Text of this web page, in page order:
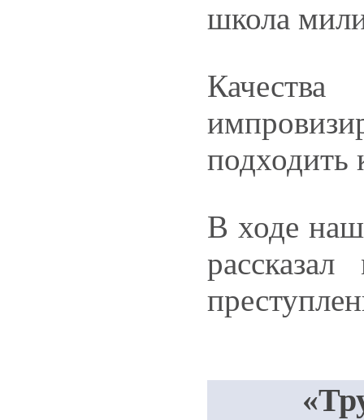
школа
подходить
В ходе